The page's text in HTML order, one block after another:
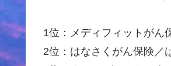
1位：メディフィットがん
2位：はなさくがん保険／